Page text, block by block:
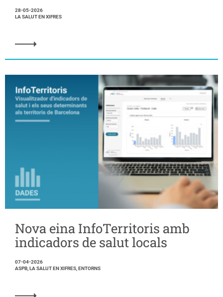
28-05-2026
LA SALUT EN XIFRES
Nova eina InfoTerritoris amb
indicadors de salut locals
07-04-2026
ASPB, LA SALUT EN XIFRES, ENTORNS